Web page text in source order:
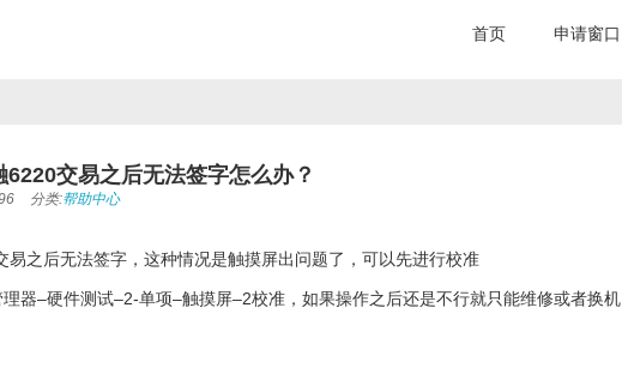
首页 申请窗口
交易之后无法签字怎么办？
分类:帮助中心
易之后无法签字，这种情况是触摸屏出问题了，可以先进行校准
器–硬件测试–2-单项–触摸屏–2校准，如果操作之后还是不行就只能维修或者换机